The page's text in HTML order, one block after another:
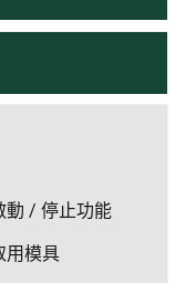
動 / 停止功能
用模具